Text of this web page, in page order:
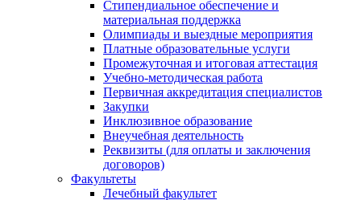
Стипендиальное обеспечение и
материальная поддержка
Олимпиады и выездные мероприятия
Платные образовательные услуги
Промежуточная и итоговая аттестация
Учебно-методическая работа
Первичная аккредитация специалистов
Закупки
Инклюзивное образование
Внеучебная деятельность
Реквизиты (для оплаты и заключения
договоров)
Факультеты
Лечебный факультет